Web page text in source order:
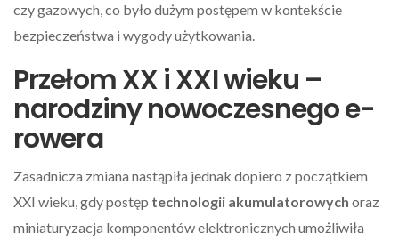
czy gazowych, co było dużym postępem w kontekście
bezpieczeństwa i wygody użytkowania.
Przełom XX i XXI wieku –
narodziny nowoczesnego e-
rowera
Zasadnicza zmiana nastąpiła jednak dopiero z początkiem
XXI wieku, gdy postęp technologii akumulatorowych oraz
miniaturyzacja komponentów elektronicznych umożliwiła